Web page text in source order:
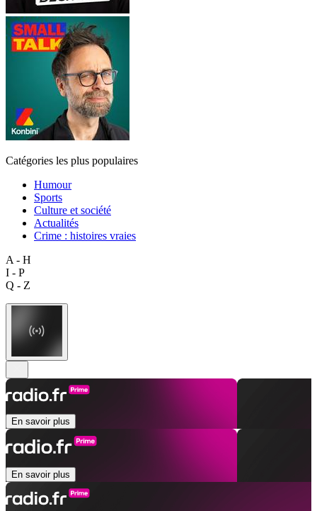
Catégories les plus populaires
Humour
Sports
Culture et société
Actualités
Crime : histoires vraies
A - H
I - P
Q - Z
En savoir plus
En savoir plus